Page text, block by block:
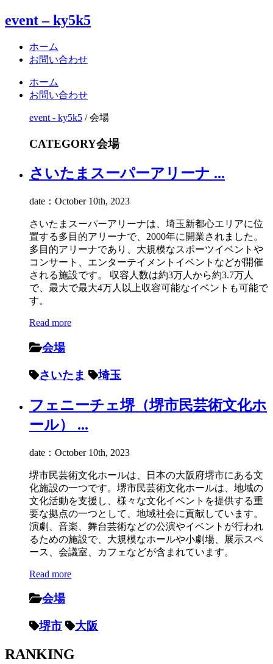
event – ky5k5
ホーム
お問い合わせ
ホーム
お問い合わせ
event - ky5k5 /会場
CATEGORY会場
さいたまスーパーアリーナ ...
date：October 10th, 2023
さいたまスーパーアリーナは、埼玉新都心エリアに位
置する多目的アリーナで、2000年に開業されました。
多目的アリーナであり、大規模なスポーツイベントや
コンサート、エンターテイメントイベントなどが開催
される施設です。 収容人数は約3万人から約3.7万人
で、最大で最大4万人以上収容可能なイベントも可能で
す。
Read more
会場
さいたま 埼玉
フェニーチェ堺（堺市民芸術文化ホ
ール） ...
date：October 10th, 2023
堺市民芸術文化ホールは、日本の大阪府堺市にある文
化施設の一つです。堺市民芸術文化ホールは、地域の
文化活動を支援し、様々な文化イベントを提供する重
要な拠点の一つとして、地域社会に貢献しています。
演劇、音楽、舞台芸術などの公演やイベントが行われ
るための施設で、大規模なホールや小劇場、展示スペ
ース、会議室、カフェなどが含まれています。
Read more
会場
堺市 大阪
RANKING